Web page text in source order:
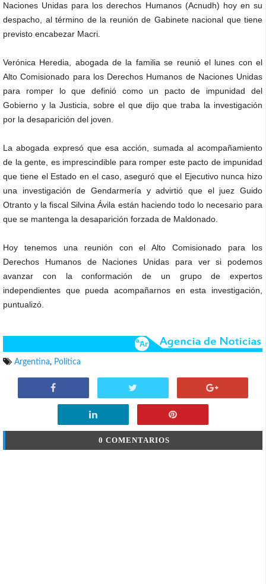
Naciones Unidas para los derechos Humanos (Acnudh) hoy en su
despacho, al término de la reunión de Gabinete nacional que tiene
previsto encabezar Macri.
Verónica Heredia, abogada de la familia se reunió el lunes con el
Alto Comisionado para los Derechos Humanos de Naciones Unidas
para romper lo que definió como un pacto de impunidad del
Gobierno y la Justicia, sobre el que dijo que traba la investigación
por la desaparición del joven.
La abogada expresó que esa acción, sumada al acompañamiento
de la gente, es imprescindible para romper este pacto de impunidad
que tiene el Estado en el caso, aseguró que el Ejecutivo nunca hizo
una investigación de Gendarmería y advirtió que el juez Guido
Otranto y la fiscal Silvina Ávila están haciendo todo lo necesario para
que se mantenga la desaparición forzada de Maldonado.
Hoy tenemos una reunión con el Alto Comisionado para los
Derechos Humanos de Naciones Unidas para ver si podemos
avanzar con la conformación de un grupo de expertos
independientes que pueda acompañarnos en esta investigación,
puntualizó.
Argentina, Política
0 COMENTARIOS